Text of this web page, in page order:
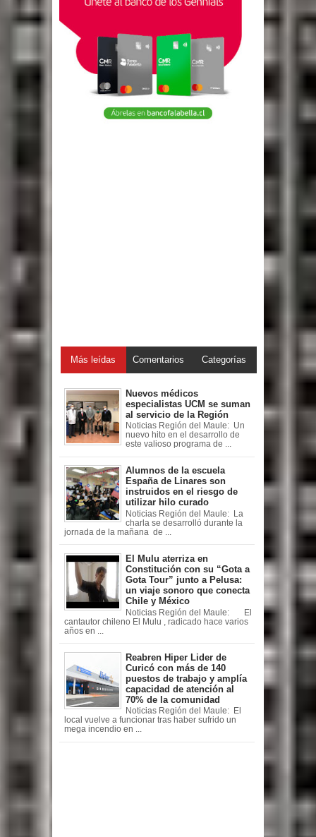
Más leídas Comentarios Categorías
Nuevos médicos
especialistas UCM se suman
al servicio de la Región
Noticias Región del Maule: Un
nuevo hito en el desarrollo de
este valioso programa de ...
Alumnos de la escuela
España de Linares son
instruidos en el riesgo de
utilizar hilo curado
Noticias Región del Maule: La
charla se desarrolló durante la
jornada de la mañana de ...
El Mulu aterriza en
Constitución con su “Gota a
Gota Tour” junto a Pelusa:
un viaje sonoro que conecta
Chile y México
Noticias Región del Maule: El
cantautor chileno El Mulu , radicado hace varios
años en ...
Reabren Hiper Lider de
Curicó con más de 140
puestos de trabajo y amplía
capacidad de atención al
70% de la comunidad
Noticias Región del Maule: El
local vuelve a funcionar tras haber sufrido un
mega incendio en ...